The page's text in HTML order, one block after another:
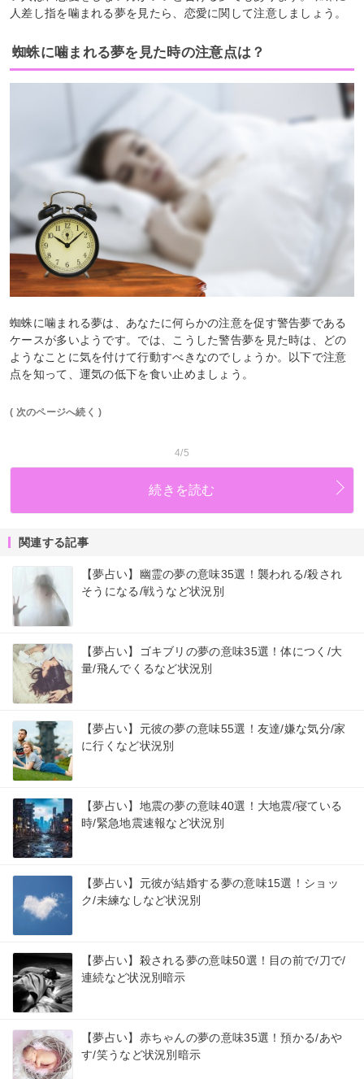
人差し指を噛まれる夢を見たら、恋愛に関して注意しましょう。
蜘蛛に噛まれる夢を見た時の注意点は？
蜘蛛に噛まれる夢は、あなたに何らかの注意を促す警告夢である
ケースが多いようです。では、こうした警告夢を見た時は、どの
ようなことに気を付けて行動すべきなのでしょうか。以下で注意
点を知って、運気の低下を食い止めましょう。
( 次のページへ続く )
4/5
続きを読む
関連する記事
【夢占い】幽霊の夢の意味35選！襲われる/殺され
そうになる/戦うなど状況別
【夢占い】ゴキブリの夢の意味35選！体につく/大
量/飛んでくるなど状況別
【夢占い】元彼の夢の意味55選！友達/嫌な気分/家
に行くなど状況別
【夢占い】地震の夢の意味40選！大地震/寝ている
時/緊急地震速報など状況別
【夢占い】元彼が結婚する夢の意味15選！ショッ
ク/未練なしなど状況別
【夢占い】殺される夢の意味50選！目の前で/刀で/
連続など状況別暗示
【夢占い】赤ちゃんの夢の意味35選！預かる/あや
す/笑うなど状況別暗示